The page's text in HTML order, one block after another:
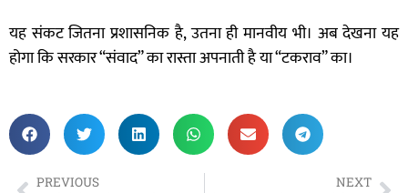
यह संकट जितना प्रशासनिक है, उतना ही मानवीय भी। अब देखना यह
होगा कि सरकार “संवाद” का रास्ता अपनाती है या “टकराव” का।
PREVIOUS NEXT